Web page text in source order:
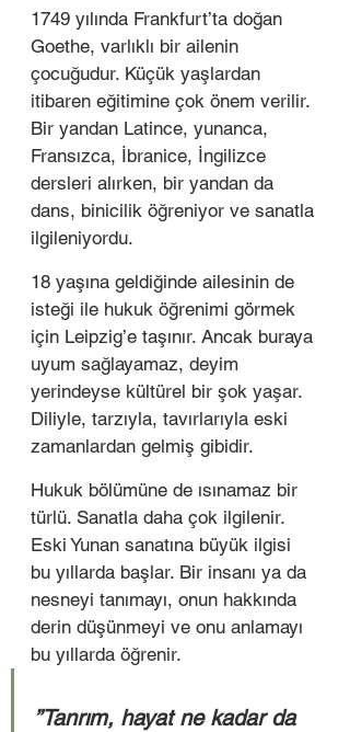
1749 yılında Frankfurt’ta doğan
Goethe, varlıklı bir ailenin
çocuğudur. Küçük yaşlardan
itibaren eğitimine çok önem verilir.
Bir yandan Latince, yunanca,
Fransızca, İbranice, İngilizce
dersleri alırken, bir yandan da
dans, binicilik öğreniyor ve sanatla
ilgileniyordu.
18 yaşına geldiğinde ailesinin de
isteği ile hukuk öğrenimi görmek
için Leipzig’e taşınır. Ancak buraya
uyum sağlayamaz, deyim
yerindeyse kültürel bir şok yaşar.
Diliyle, tarzıyla, tavırlarıyla eski
zamanlardan gelmiş gibidir.
Hukuk bölümüne de ısınamaz bir
türlü. Sanatla daha çok ilgilenir.
Eski Yunan sanatına büyük ilgisi
bu yıllarda başlar. Bir insanı ya da
nesneyi tanımayı, onun hakkında
derin düşünmeyi ve onu anlamayı
bu yıllarda öğrenir.
”Tanrım, hayat ne kadar da